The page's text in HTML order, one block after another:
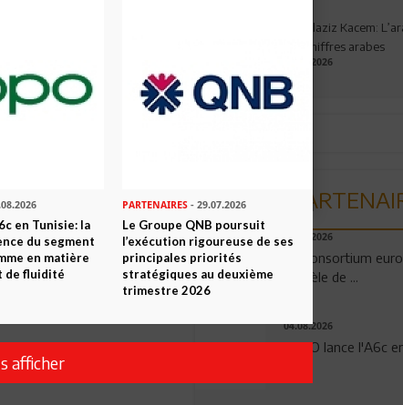
Envoyer
Abdelaziz Kacem:
aux chiffres arabes
09.07.2026
06.08.2026
Un consortium
modèle de ...
04.08.2026
OPPO lance l'A6c
en Tunisie: la
du segment
en matière
de fluidité
PARTENAIRES- 29.07.2026
Le Groupe QNB poursuit
l’exécution rigoureuse de ses
principales priorités
stratégiques au deuxième
trimestre 2026
afficher